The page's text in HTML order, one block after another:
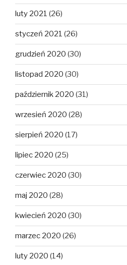
luty 2021 (26)
styczeń 2021 (26)
grudzień 2020 (30)
listopad 2020 (30)
październik 2020 (31)
wrzesień 2020 (28)
sierpień 2020 (17)
lipiec 2020 (25)
czerwiec 2020 (30)
maj 2020 (28)
kwiecień 2020 (30)
marzec 2020 (26)
luty 2020 (14)